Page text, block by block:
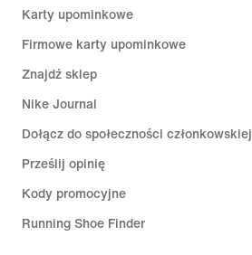
Karty upominkowe
Firmowe karty upominkowe
Znajdź sklep
Nike Journal
Dołącz do społeczności członkowskiej
Prześlij opinię
Kody promocyjne
Running Shoe Finder